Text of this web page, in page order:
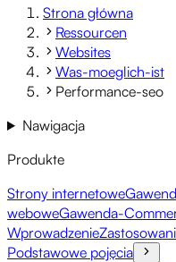
Strona główna
Ressourcen
Websites
Was-moeglich-ist
Performance-seo
Nawigacja
Produkte
Strony internetowe
weboweGawenda-
Wprowadzenie
Podstawowe pojęcia